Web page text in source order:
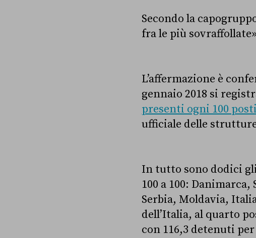
Secondo la
fra le più
L’affermazione è
gennaio 2018 si
presenti ogni 100
ufficiale delle
In tutto sono dodici
100 a 100:
Serbia, Moldavia,
dell’Italia, al quarto
con 116,3 detenuti